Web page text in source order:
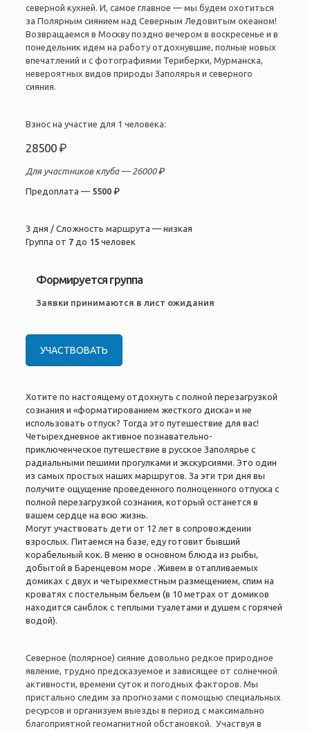
северной кухней. И, самое главное — мы будем охотиться
за Полярным сиянием над Северным Ледовитым океаном!
Возвращаемся в Москву поздно вечером в воскресенье и в
понедельник идем на работу отдохнувшие, полные новых
впечатлений и с фотографиями Териберки, Мурманска,
невероятных видов природы Заполярья и северного
сияния.
Взнос на участие для 1 человека:
28500 ₽
Для участников клуба — 26000 ₽
Предоплата — 5500 ₽
3 дня / Сложность маршрута — низкая
Группа от 7до 15человек
Формируется группа
Заявки принимаются в лист ожидания
УЧАСТВОВАТЬ
Хотите по настоящему отдохнуть с полной перезагрузкой
сознания и «форматированием жесткого диска» и не
использовать отпуск? Тогда это путешествие для вас!
Четырехдневное активное познавательно-
приключенческое путешествие в русское Заполярье с
радиальными пешими прогулками и экскурсиями. Это один
из самых простых наших маршрутов. За эти три дня вы
получите ощущение проведенного полноценного отпуска с
полной перезагрузкой сознания, который останется в
вашем сердце на всю жизнь.
Могут участвовать дети от 12 лет в сопровождении
взрослых. Питаемся на базе, еду готовит бывший
корабельный кок. В меню в основном блюда из рыбы,
добытой в Баренцевом море . Живем в отапливаемых
домиках с двух и четырехместным размещением, спим на
кроватях с постельным бельем (в 10 метрах от домиков
находится санблок с теплыми туалетами и душем с горячей
водой).
Северное (полярное) сияние довольно редкое природное
явление, трудно предсказуемое и зависящее от солнечной
активности, времени суток и погодных факторов. Мы
пристально следим за прогнозами с помощью специальных
ресурсов и организуем выезды в период с максимально
благоприятной геомагнитной обстановкой. Участвуя в